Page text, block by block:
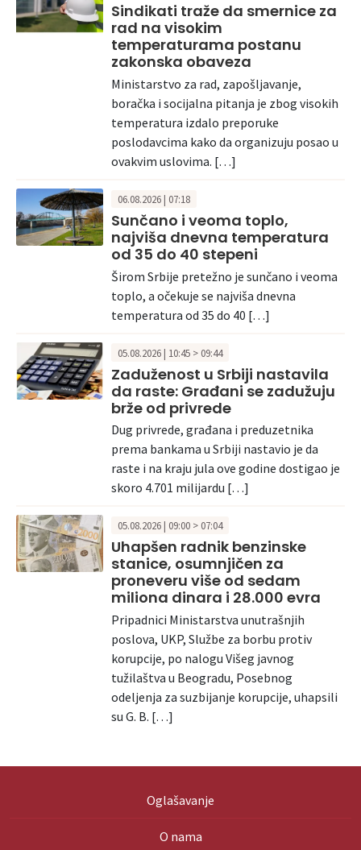
Sindikati traže da smernice za
rad na visokim
temperaturama postanu
zakonska obaveza
Ministarstvo za rad, zapošljavanje,
boračka i socijalna pitanja je zbog visokih
temperatura izdalo preporuke
poslodavcima kako da organizuju posao u
ovakvim uslovima. […]
06.08.2026 | 07:18
Sunčano i veoma toplo,
najviša dnevna temperatura
od 35 do 40 stepeni
Širom Srbije pretežno je sunčano i veoma
toplo, a očekuje se najviša dnevna
temperatura od 35 do 40 […]
05.08.2026 | 10:45 > 09:44
Zaduženost u Srbiji nastavila
da raste: Građani se zadužuju
brže od privrede
Dug privrede, građana i preduzetnika
prema bankama u Srbiji nastavio je da
raste i na kraju jula ove godine dostigao je
skoro 4.701 milijardu […]
05.08.2026 | 09:00 > 07:04
Uhapšen radnik benzinske
stanice, osumnjičen za
proneveru više od sedam
miliona dinara i 28.000 evra
Pripadnici Ministarstva unutrašnjih
poslova, UKP, Službe za borbu protiv
korupcije, po nalogu Višeg javnog
tužilaštva u Beogradu, Posebnog
odeljenja za suzbijanje korupcije, uhapsili
su G. B. […]
Oglašavanje
O nama